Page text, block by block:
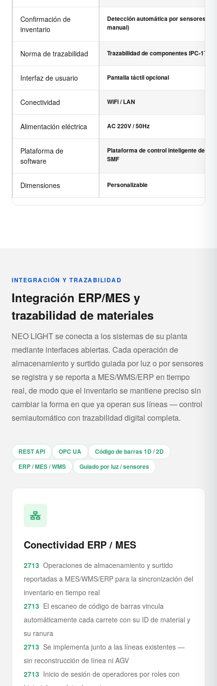
Confirmación de
inventario
Detección automática por sensores
manual)
Norma de trazabilidad Trazabilidad de componentes IPC-1782
Interfaz de usuario Pantalla táctil opcional
Conectividad WiFi / LAN
Alimentación eléctrica AC 220V / 50Hz
Plataforma de
software
Plataforma de control inteligente de
SMF
Dimensiones Personalizable
INTEGRACIÓN Y TRAZABILIDAD
Integración ERP/MES y
trazabilidad de materiales
NEO LIGHT se conecta a los sistemas de su planta
mediante interfaces abiertas. Cada operación de
almacenamiento y surtido guiada por luz o por sensores
se registra y se reporta a MES/WMS/ERP en tiempo
real, de modo que el inventario se mantiene preciso sin
cambiar la forma en que ya operan sus líneas — control
semiautomático con trazabilidad digital completa.
REST API OPC UA
Código de barras 1D / 2D
ERP / MES / WMS
Guiado por luz / sensores
Conectividad ERP / MES
Operaciones de almacenamiento y surtido
reportadas a MES/WMS/ERP para la sincronización del
inventario en tiempo real
El escaneo de código de barras vincula
automáticamente cada carrete con su ID de material y
su ranura
Se implementa junto a las líneas existentes —
sin reconstrucción de línea ni AGV
Inicio de sesión de operadores por roles con